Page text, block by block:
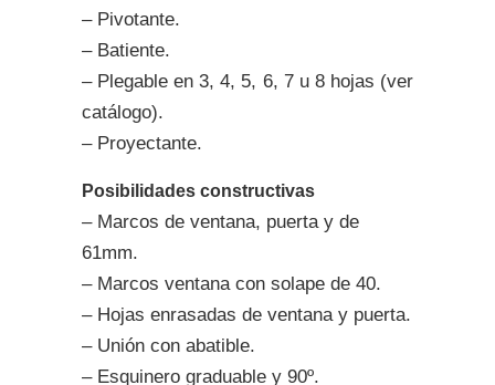
– Pivotante.
– Batiente.
– Plegable en 3, 4, 5, 6, 7 u 8 hojas (ver
catálogo).
– Proyectante.
Posibilidades constructivas
– Marcos de ventana, puerta y de
61mm.
– Marcos ventana con solape de 40.
– Hojas enrasadas de ventana y puerta.
– Unión con abatible.
– Esquinero graduable y 90º.